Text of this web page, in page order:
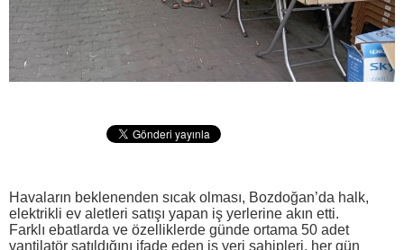
Havaların beklenenden sıcak olması, Bozdoğan’da halk,
elektrikli ev aletleri satışı yapan iş yerlerine akın etti.
Farklı ebatlarda ve özelliklerde günde ortama 50 adet
vantilatör satıldığını ifade eden iş yeri sahipleri, her gün